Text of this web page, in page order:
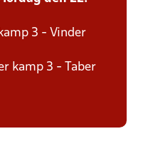
3 - Vinder
kamp 3 - Taber